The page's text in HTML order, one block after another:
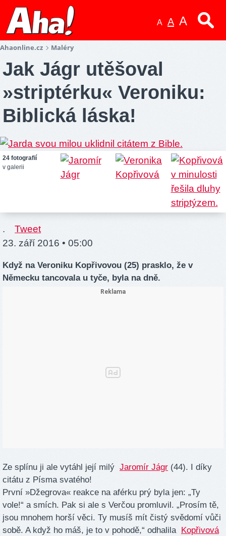
A A A
Ahaonline.cz Maléry
Jak Jágr utěšoval
»striptérku« Veroniku:
Biblická láska!
24 fotografií
v galerii
.
Tweet
23. září 2016 • 05:00
Když na Veroniku Kopřivovou (25) prasklo, že v
Německu tancovala u tyče, byla na dně.
Ze splínu ji ale vytáhl její milý Jaromír Jágr (44). I díky
citátu z Písma svatého!
První »Džegrova« reakce na aférku prý byla jen: „Ty
vole!“ a smích. Pak si ale s Verčou promluvil. „Prosím tě,
jsou mnohem horší věci. Ty musíš mít čistý svědomí vůči
sobě. A když ho máš, je to v pohodě,“ odhalila
Kopřivová